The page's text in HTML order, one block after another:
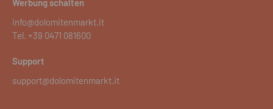
Werbung schalten
info@dolomitenmarkt.it
Tel. +39 0471 081600
Support
support@dolomitenmarkt.it